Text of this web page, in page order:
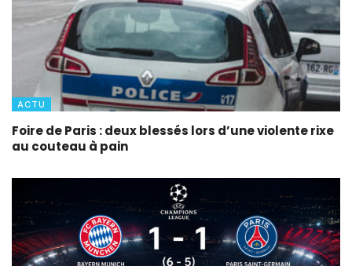
ACTU
Foire de Paris : deux blessés lors d’une violente rixe
au couteau à pain